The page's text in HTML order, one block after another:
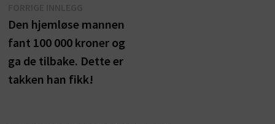
innlegg:
Den hjemløse mannen
fant 100 000 kroner og
ga de tilbake. Dette er
takken han fikk!